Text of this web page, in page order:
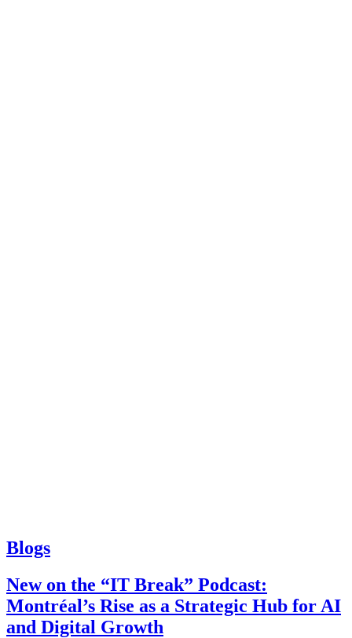
Blogs
New on the “IT Break” Podcast:
Montréal’s Rise as a Strategic Hub for AI
and Digital Growth